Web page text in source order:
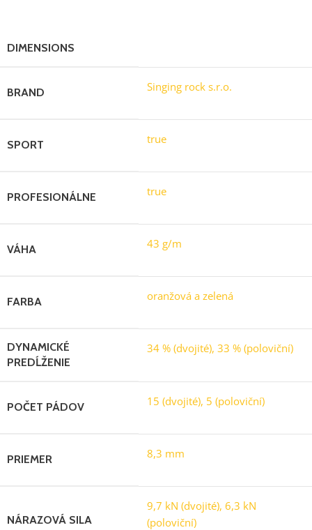
DIMENSIONS
BRAND Singing rock s.r.o.
SPORT true
PROFESIONÁLNE true
VÁHA 43 g/m
FARBA oranžová a zelená
DYNAMICKÉ
PREDĹŽENIE
34 % (dvojité), 33 % (poloviční)
POČET PÁDOV 15 (dvojité), 5 (poloviční)
PRIEMER 8,3 mm
NÁRAZOVÁ SILA
9,7 kN (dvojité), 6,3 kN
(poloviční)